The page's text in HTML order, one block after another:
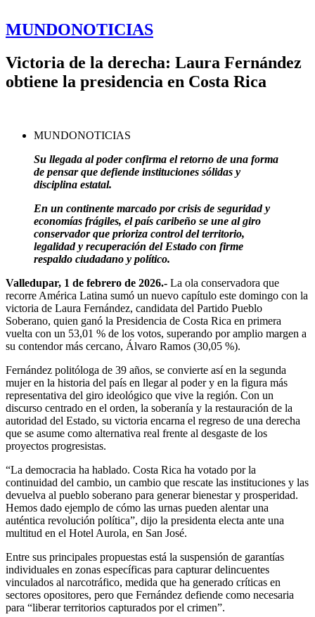
MUNDONOTICIAS
Victoria de la derecha: Laura Fernández
obtiene la presidencia en Costa Rica
MUNDONOTICIAS
Su llegada al poder confirma el retorno de una forma
de pensar que defiende instituciones sólidas y
disciplina estatal.
En un continente marcado por crisis de seguridad y
economías frágiles, el país caribeño se une al giro
conservador que prioriza control del territorio,
legalidad y recuperación del Estado con firme
respaldo ciudadano y político.
Valledupar, 1 de febrero de 2026.- La ola conservadora que
recorre América Latina sumó un nuevo capítulo este domingo con la
victoria de Laura Fernández, candidata del Partido Pueblo
Soberano, quien ganó la Presidencia de Costa Rica en primera
vuelta con un 53,01 % de los votos, superando por amplio margen a
su contendor más cercano, Álvaro Ramos (30,05 %).
Fernández politóloga de 39 años, se convierte así en la segunda
mujer en la historia del país en llegar al poder y en la figura más
representativa del giro ideológico que vive la región. Con un
discurso centrado en el orden, la soberanía y la restauración de la
autoridad del Estado, su victoria encarna el regreso de una derecha
que se asume como alternativa real frente al desgaste de los
proyectos progresistas.
“La democracia ha hablado. Costa Rica ha votado por la
continuidad del cambio, un cambio que rescate las instituciones y las
devuelva al pueblo soberano para generar bienestar y prosperidad.
Hemos dado ejemplo de cómo las urnas pueden alentar una
auténtica revolución política”, dijo la presidenta electa ante una
multitud en el Hotel Aurola, en San José.
Entre sus principales propuestas está la suspensión de garantías
individuales en zonas específicas para capturar delincuentes
vinculados al narcotráfico, medida que ha generado críticas en
sectores opositores, pero que Fernández defiende como necesaria
para “liberar territorios capturados por el crimen”.